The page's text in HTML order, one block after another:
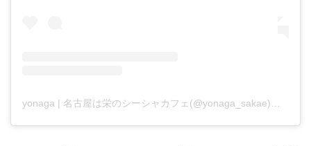
yonaga | 名古屋は栄のシーシャカフェ(@yonaga_sakae)がシェアした投稿